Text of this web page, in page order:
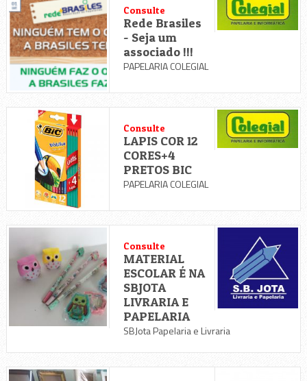
Consulte
Rede Brasiles
- Seja um
associado !!!
PAPELARIA COLEGIAL
Consulte
LAPIS COR 12
CORES+4
PRETOS BIC
PAPELARIA COLEGIAL
Consulte
MATERIAL
ESCOLAR É NA
SBJOTA
LIVRARIA E
PAPELARIA
SBJota Papelaria e Livraria